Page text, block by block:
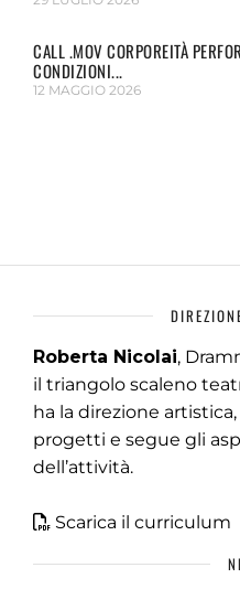
CALL .MOV CORPOREITÀ
CONDIZIONI...
12 MAGGIO 2026
Roberta Nicolai,
il triangolo scaleno
ha la direzione
progetti e segue gli
dell’attività.
Scarica il curriculum